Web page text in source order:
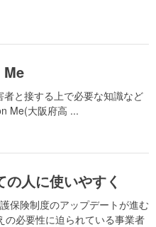
と接する上で必要な知識など
Me(大阪府高 ...
人に使いやすく
保険制度のアップデートが進む
必要性に迫られている事業者